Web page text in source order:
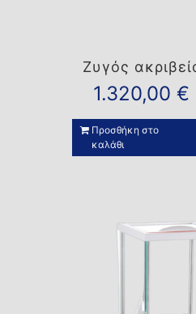
Ζυγός
1.320,00 €
Προσθήκη στο
καλάθι